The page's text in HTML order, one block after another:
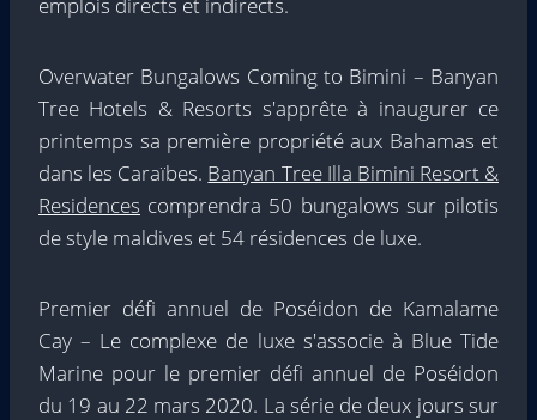
Overwater Bungalows Coming to Bimini – Banyan
Tree Hotels & Resorts s'apprête à inaugurer ce
printemps sa première propriété aux Bahamas et
dans les Caraïbes. Banyan Tree Illa Bimini Resort &
Residences comprendra 50 bungalows sur pilotis
de style maldives et 54 résidences de luxe.
Premier défi annuel de Poséidon de Kamalame
Cay – Le complexe de luxe s'associe à Blue Tide
Marine pour le premier défi annuel de Poséidon
du 19 au 22 mars 2020. La série de deux jours sur